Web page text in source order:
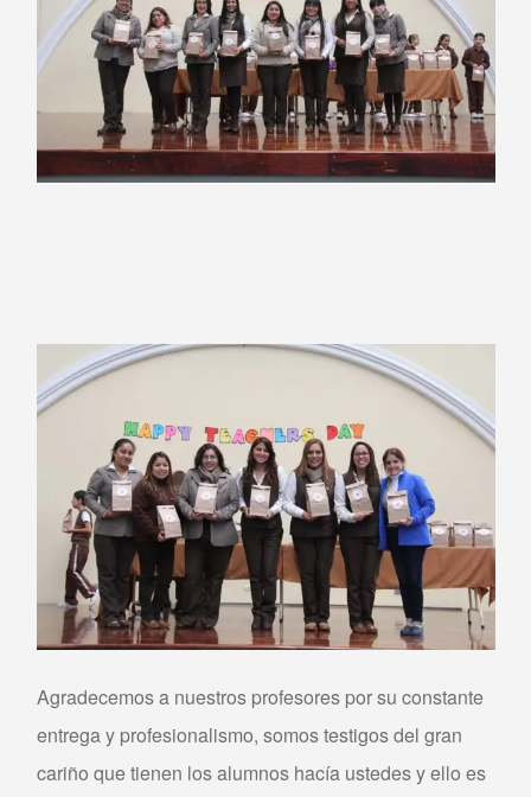
Agradecemos a nuestros profesores por su constante
entrega y profesionalismo, somos testigos del gran
cariño que tienen los alumnos hacía ustedes y ello es